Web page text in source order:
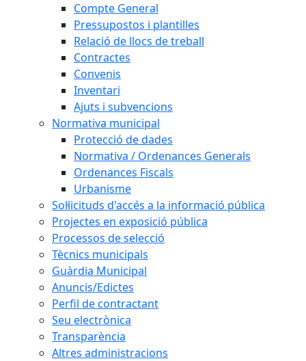
Compte General
Pressupostos i plantilles
Relació de llocs de treball
Contractes
Convenis
Inventari
Ajuts i subvencions
Normativa municipal
Protecció de dades
Normativa / Ordenances Generals
Ordenances Fiscals
Urbanisme
Sol·licituds d'accés a la informació pública
Projectes en exposició pública
Processos de selecció
Tècnics municipals
Guàrdia Municipal
Anuncis/Edictes
Perfil de contractant
Seu electrònica
Transparència
Altres administracions